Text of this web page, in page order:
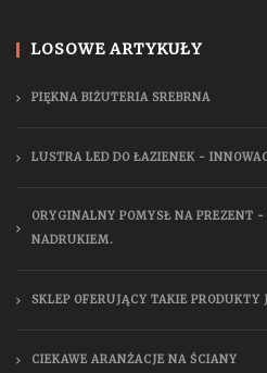
LOSOWE ARTYKUŁY
PIĘKNA BIŻUTERIA SREBRNA
LUSTRA LED DO ŁAZIENEK -
ORYGINALNY POMYSŁ NA PREZENT
NADRUKIEM.
SKLEP OFERUJĄCY TAKIE PRODUKTY
CIEKAWE ARANŻACJE NA ŚCIANY